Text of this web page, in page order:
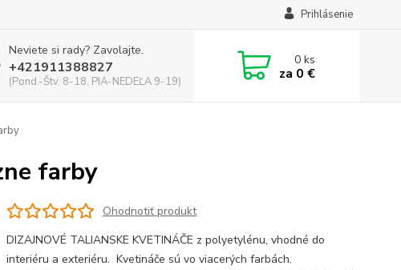
Prihlásenie
Neviete si rady? Zavolajte.
+421911388827
(Pond.-Štv. 8-18, PIA-NEDEĽA 9-19)
0ks
za 0 €
farby
Ohodnotiť produkt
DIZAJNOVÉ TALIANSKE KVETINÁČE z polyetylénu, vhodné do
interiéru a exteriéru. Kvetináče sú vo viacerých farbách.